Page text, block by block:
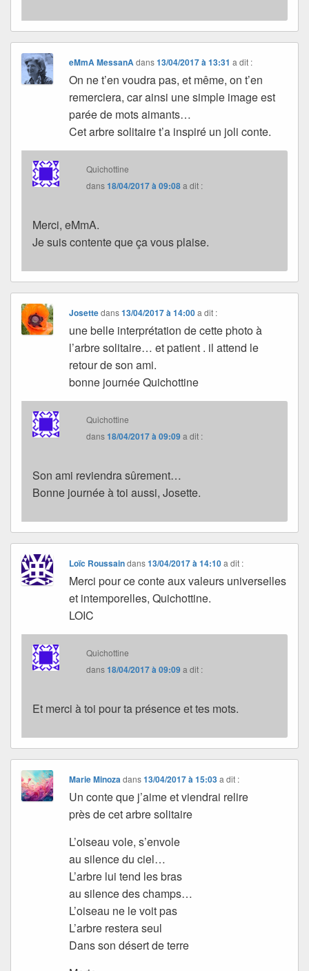
eMmA MessanA dans13/04/2017 à 13:31 a dit :
On ne t’en voudra pas, et même, on t’en
remerciera, car ainsi une simple image est
parée de mots aimants…
Cet arbre solitaire t’a inspiré un joli conte.
Quichottine
dans18/04/2017 à 09:08a dit :
Merci, eMmA.
Je suis contente que ça vous plaise.
Josettedans13/04/2017 à 14:00 a dit :
une belle interprétation de cette photo à
l’arbre solitaire… et patient . il attend le
retour de son ami.
bonne journée Quichottine
Quichottine
dans18/04/2017 à 09:09a dit :
Son ami reviendra sûrement…
Bonne journée à toi aussi, Josette.
Loïc Roussaindans13/04/2017 à 14:10 a dit :
Merci pour ce conte aux valeurs universelles
et intemporelles, Quichottine.
LOIC
Quichottine
dans18/04/2017 à 09:09a dit :
Et merci à toi pour ta présence et tes mots.
Marie Minoza dans13/04/2017 à 15:03 a dit :
Un conte que j’aime et viendrai relire
près de cet arbre solitaire
L’oiseau vole, s’envole
au silence du ciel…
L’arbre lui tend les bras
au silence des champs…
L’oiseau ne le voit pas
L’arbre restera seul
Dans son désert de terre